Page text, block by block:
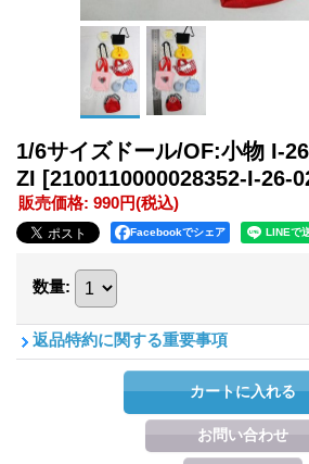
1/6サイズドール/OF:小物 I-
ZI [2100110000028352-I-26-
販売価格: 990円(税込)
Facebookでシェア
数量:
返品特約に関する重要事項